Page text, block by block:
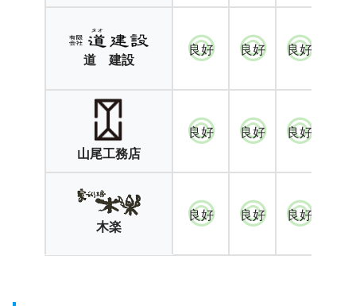
道 建設
良好 良好 良好
山尾工務店
良好 良好 良好
木楽
良好 良好 良好